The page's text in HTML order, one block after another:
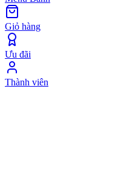
Giỏ hàng
Ưu đãi
Thành viên